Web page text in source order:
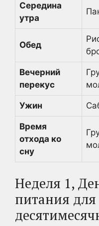
Середина
утра
Обед
Вечерний
перекус
Ужин
Время
отхода ко
сну
Неделя 1,
питания для